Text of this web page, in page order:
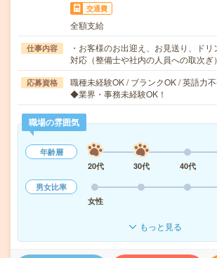
交通費
全額支給
仕事内容
・お客様のお出迎え、お見送り、ド
対応（整備士や社内の人員への取次
応募資格
職種未経験OK / ブランクOK / 英語力
◆業界・事務未経験OK！
職場の雰囲気
年齢層
20代
30代 40代
男女比率
女性
もっと見る